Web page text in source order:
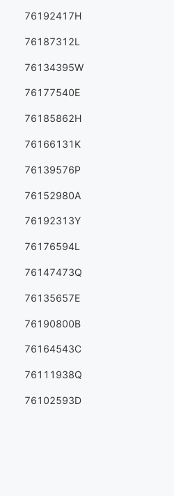
76192417H
76187312L
76134395W
76177540E
76185862H
76166131K
76139576P
76152980A
76192313Y
76176594L
76147473Q
76135657E
76190800B
76164543C
76111938Q
76102593D